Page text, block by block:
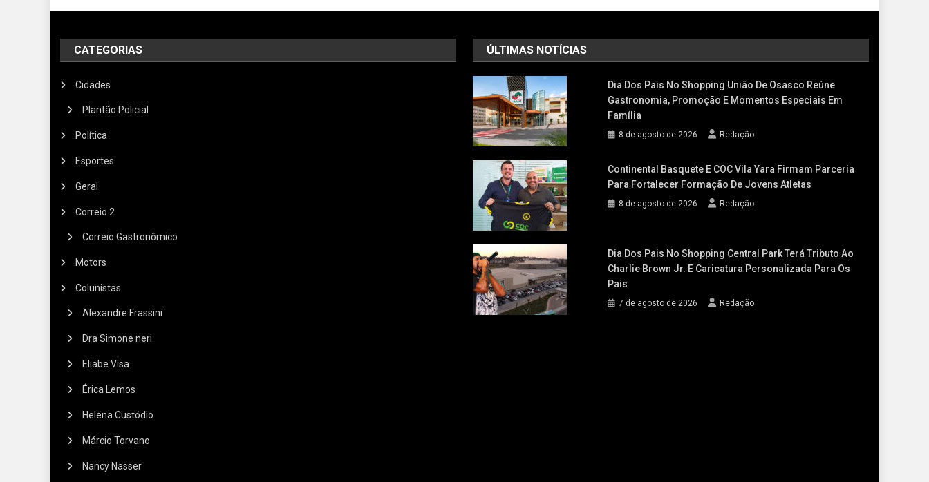
CATEGORIAS
Cidades
Plantão Policial
Política
Esportes
Geral
Correio 2
Correio Gastronômico
Motors
Colunistas
Alexandre Frassini
Dra Simone neri
Eliabe Visa
Érica Lemos
Helena Custódio
Márcio Torvano
Nancy Nasser
ÚLTIMAS NOTÍCIAS
Dia Dos Pais No Shopping União De Osasco Reúne
Gastronomia, Promoção E Momentos Especiais Em
Família
8 de agosto de 2026 Redação
Continental Basquete E COC Vila Yara Firmam Parceria
Para Fortalecer Formação De Jovens Atletas
8 de agosto de 2026 Redação
Dia Dos Pais No Shopping Central Park Terá Tributo Ao
Charlie Brown Jr. E Caricatura Personalizada Para Os
Pais
7 de agosto de 2026 Redação